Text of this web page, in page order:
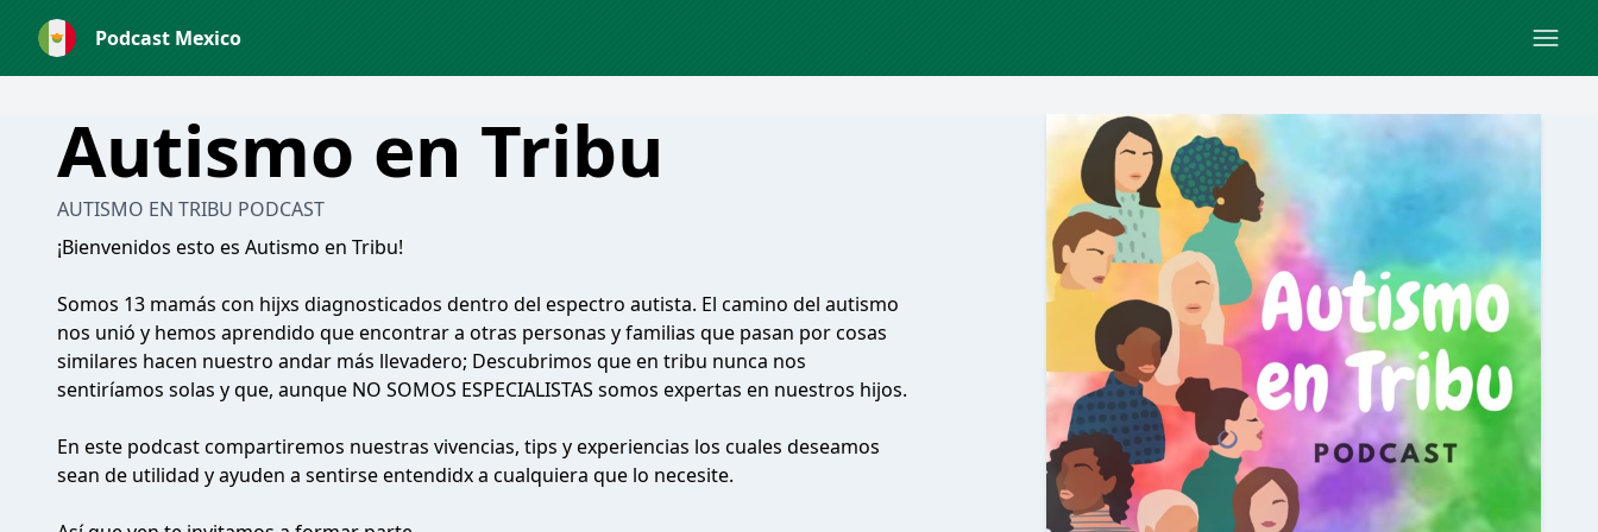
Podcast Mexico
Autismo en Tribu
AUTISMO EN TRIBU PODCAST
¡Bienvenidos esto es Autismo en Tribu!
Somos 13 mamás con hijxs diagnosticados dentro del espectro autista. El camino del autismo
nos unió y hemos aprendido que encontrar a otras personas y familias que pasan por cosas
similares hacen nuestro andar más llevadero; Descubrimos que en tribu nunca nos
sentiríamos solas y que, aunque NO SOMOS ESPECIALISTAS somos expertas en nuestros hijos.
En este podcast compartiremos nuestras vivencias, tips y experiencias los cuales deseamos
sean de utilidad y ayuden a sentirse entendidx a cualquiera que lo necesite.